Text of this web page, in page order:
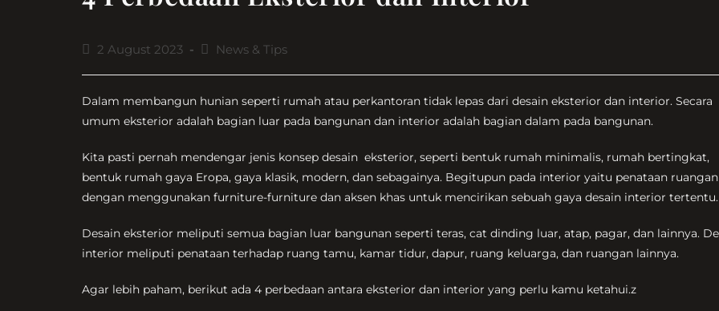
Post2 August 2023
PostNews & Tips
Dalam membangun hunian seperti rumah atau perkantoran tidak lepas dari desain eksterior dan interior. Secara
umum eksterior adalah bagian luar pada bangunan dan interior adalah bagian dalam pada bangunan.
Kita pasti pernah mendengar jenis konsep desain eksterior, seperti bentuk rumah minimalis, rumah bertingkat,
bentuk rumah gaya Eropa, gaya klasik, modern, dan sebagainya. Begitupun pada interior yaitu penataan ruangan
dengan menggunakan furniture-furniture dan aksen khas untuk mencirikan sebuah gaya desain interior tertentu.
Desain eksterior meliputi semua bagian luar bangunan seperti teras, cat dinding luar, atap, pagar, dan lainnya.
interior meliputi penataan terhadap ruang tamu, kamar tidur, dapur, ruang keluarga, dan ruangan lainnya.
Agar lebih paham, berikut ada 4 perbedaan antara eksterior dan interior yang perlu kamu ketahui.z